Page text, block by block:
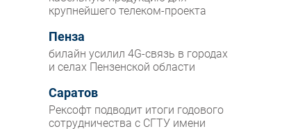
крупнейшего телеком-проекта
Пенза
билайн усилил 4G-связь в городах
и селах Пензенской области
Саратов
Рексофт подводит итоги годового
сотрудничества с СГТУ имени